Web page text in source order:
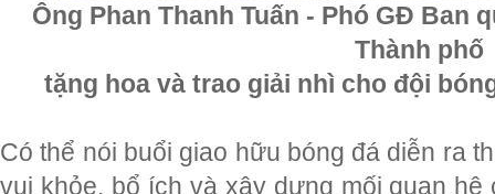
Ông Phan Thanh Tuấn - Phó GĐ Ban
Thành phố
tặng hoa và trao giải nhì cho đội
Có thể nói buổi giao hữu bóng đá diễn ra
vui khỏe, bổ ích và xây dựng mối quan